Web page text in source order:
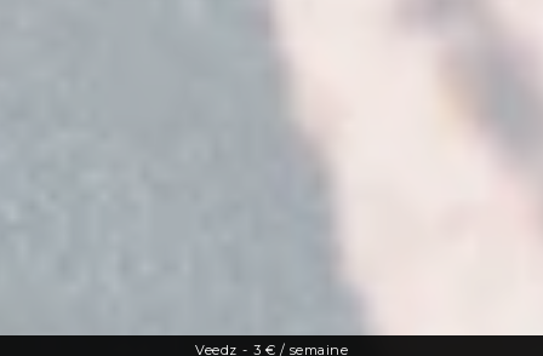
Veedz - 3 € / semaine